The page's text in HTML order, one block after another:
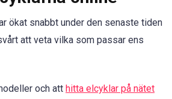
ökat snabbt under den senaste tiden
att veta vilka som passar ens
och att hitta elcyklar på nätet